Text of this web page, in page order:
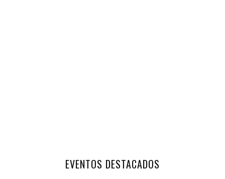
EVENTOS DESTACADOS